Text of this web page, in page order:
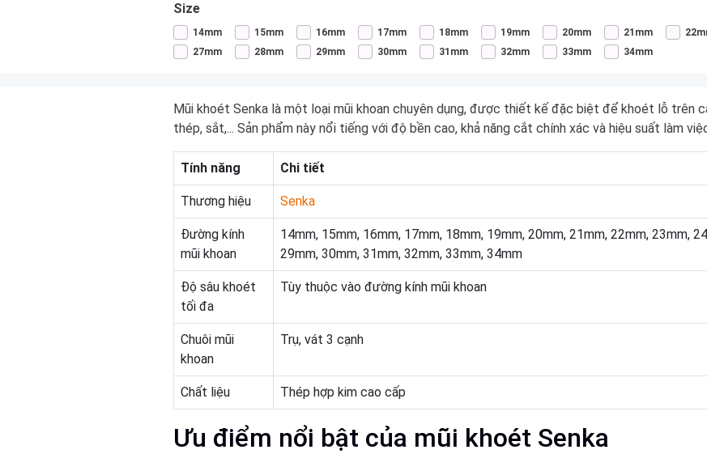
Size
14mm 15mm 16mm 17mm 18mm 19mm 20mm 21mm
27mm
28mm 29mm 30mm 31mm 32mm 33mm 34mm
Mũi khoét Senka là một loại mũi khoan chuyên dụng, được thiết kế đặc biệt để khoét lỗ trên
thép, sắt,... Sản phẩm này nổi tiếng với độ bền cao, khả năng cắt chính xác và hiệu suất làm
Tính năng Chi tiết
Thương hiệu Senka
Đường kính
mũi khoan
14mm, 15mm, 16mm, 17mm, 18mm, 19mm, 20mm, 21mm, 22mm, 23mm,
29mm, 30mm, 31mm, 32mm, 33mm, 34mm
Độ sâu khoét
tối đa
Tùy thuộc vào đường kính mũi khoan
Chuôi mũi
khoan
Trụ, vát 3 cạnh
Chất liệu Thép hợp kim cao cấp
Ưu điểm nổi bật của mũi khoét Senka